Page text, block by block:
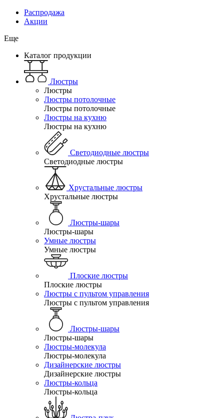
Распродажа
Акции
Еще
Каталог продукции
Люстры
Люстры
Люстры потолочные
Люстры потолочные
Люстры на кухню
Люстры на кухню
Светодиодные люстры
Светодиодные люстры
Хрустальные люстры
Хрустальные люстры
Люстры-шары
Люстры-шары
Умные люстры
Умные люстры
Плоские люстры
Плоские люстры
Люстры с пультом управления
Люстры с пультом управления
Люстры-шары
Люстры-шары
Люстры-молекула
Люстры-молекула
Дизайнерские люстры
Дизайнерские люстры
Люстры-кольца
Люстры-кольца